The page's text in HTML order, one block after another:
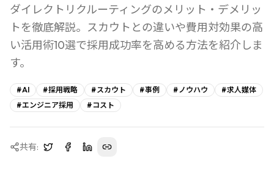
ダイレクトリクルーティングのメリット・デメリッ
トを徹底解説。スカウトとの違いや費用対効果の高
い活用術10選で採用成功率を高める方法を紹介しま
す。
#AI #採用戦略 #スカウト #事例 #ノウハウ #求人媒体
#エンジニア採用 # コスト
共有: